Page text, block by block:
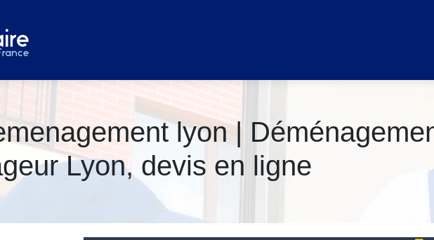
lyon |
Lyon, devis en ligne